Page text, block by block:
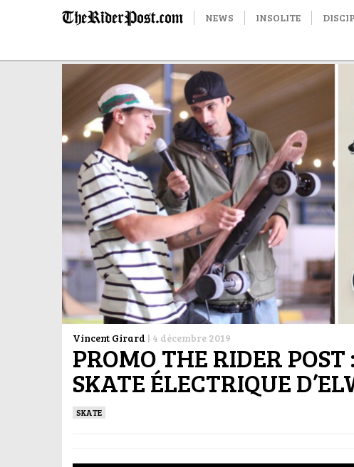
NEWS INSOLITE
Vincent Girard | 4 décembre 2019
PROMO THE RIDER
SKATE ÉLECTRIQUE
SKATE